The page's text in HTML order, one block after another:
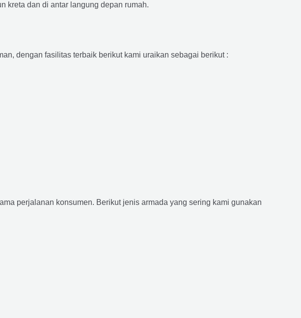
kreta dan di antar langung depan rumah.
dengan fasilitas terbaik berikut kami uraikan sebagai berikut :
perjalanan konsumen. Berikut jenis armada yang sering kami gunakan